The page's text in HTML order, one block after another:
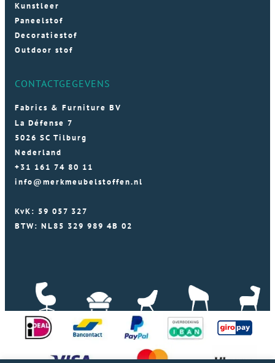
Kunstleer
Paneelstof
Decoratiestof
Outdoor stof
CONTACTGEGEVENS
Fabrics & Furniture BV
La Défense 7
5026 SC Tilburg
Nederland
+31 161 74 80 11
info@merkmeubelstoffen.nl
KvK: 59 057 327
BTW: NL85 329 989 4B 02